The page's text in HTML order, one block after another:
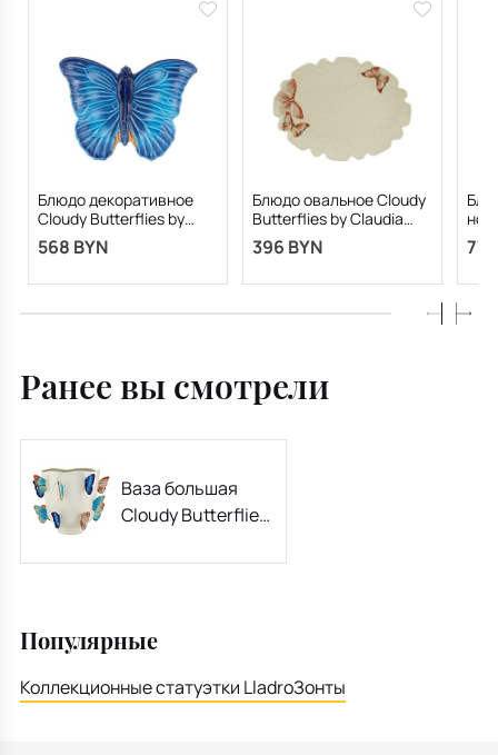
Блюдо декоративное
Cloudy Butterflies by
Claudia Schiffer
39,7х39,2 см
568 BYN
Блюдо овальное Cloudy
Butterflies by Claudia
Schiffer 40,3х30 см
396 BYN
by
см
Ранее вы смотрели
Ваза большая
Cloudy Butterflies
29,5 см
Популярные
Коллекционные статуэтки LladroЗонты